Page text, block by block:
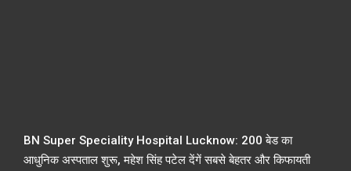
BN Super Speciality Hospital Lucknow: 200 बेड का
आधुनिक अस्पताल शुरू, महेश सिंह पटेल देंगें सबसे बेहतर और किफायती